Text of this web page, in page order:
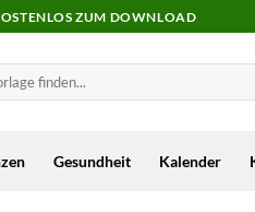
ZUM DOWNLOAD
Gesundheit Kalender